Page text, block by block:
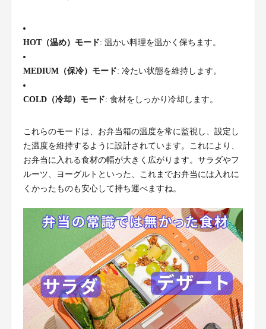
HOT（温め）モード: 温かい料理を温かく保ちます。
MEDIUM（保冷）モード: 冷たい状態を維持します。
COLD（冷却）モード: 食材をしっかり冷却します。
これらのモードは、お弁当箱の温度を常に監視し、設定し
た温度を維持するように設計されています。これにより、
お弁当に入れる食材の幅が大きく広がります。サラダやフ
ルーツ、ヨーグルトといった、これまでお弁当には入れに
くかったものも安心して持ち運べますね。